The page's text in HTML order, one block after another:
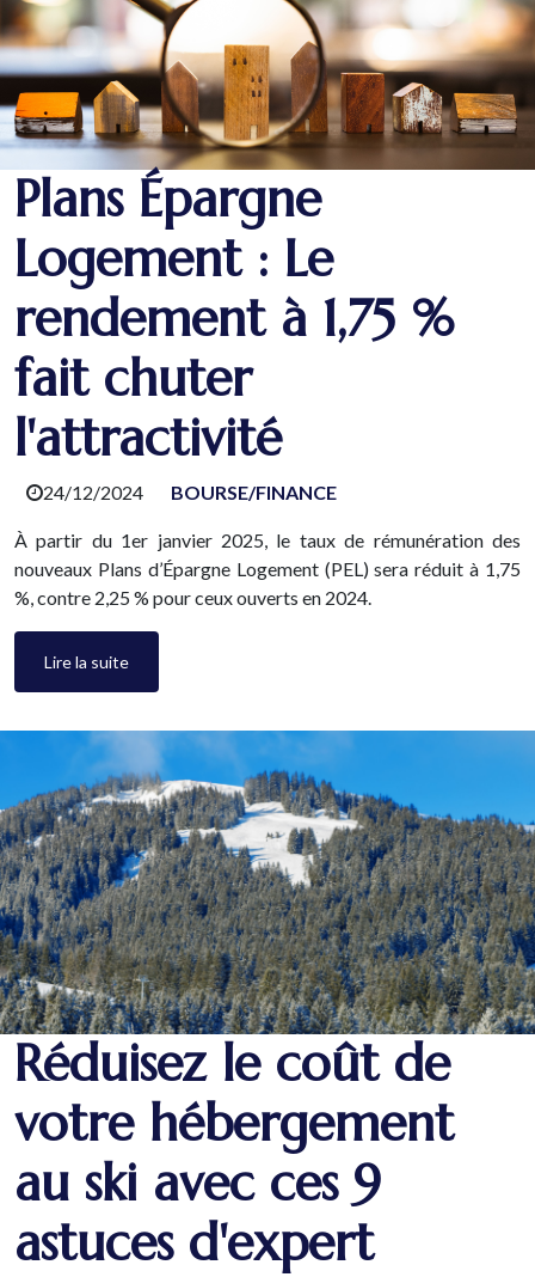
Plans Épargne
Logement : Le
rendement à 1,75 %
fait chuter
l'attractivité
24/12/2024 BOURSE/FINANCE
À partir du 1er janvier 2025, le taux de rémunération des
nouveaux Plans d’Épargne Logement (PEL) sera réduit à 1,75
%, contre 2,25 % pour ceux ouverts en 2024.
Lire la suite
Réduisez le coût de
votre hébergement
au ski avec ces 9
astuces d'expert